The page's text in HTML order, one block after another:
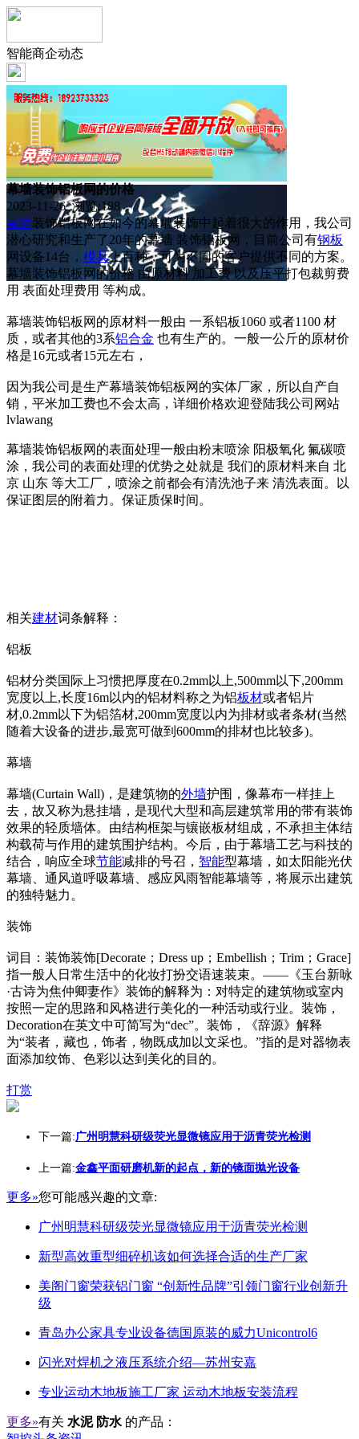
智能商企动态
幕墙装饰铝板网的价格
2023-11-26 浏览:188
幕墙装饰铝板网在如今的幕墙装饰中起着很大的作用，我公司
潜心研究和生产了20年的幕墙 装饰铝板网，目前公司有钢板
网设备14台， 模具上百种，可为不同的客户提供不同的方案。
幕墙装饰铝板网的价格 由原材料 加工费 以及压平打包裁剪费
用 表面处理费用 等构成。
幕墙装饰铝板网的原材料一般由 一系铝板1060 或者1100 材
质，或者其他的3系铝合金 也有生产的。一般一公斤的原材价
格是16元或者15元左右，
因为我公司是生产幕墙装饰铝板网的实体厂家，所以自产自
销，平米加工费也不会太高，详细价格欢迎登陆我公司网站
lvlawang
幕墙装饰铝板网的表面处理一般由粉末喷涂 阳极氧化 氟碳喷
涂，我公司的表面处理的优势之处就是 我们的原材料来自 北
京 山东 等大工厂，喷涂之前都会有清洗池子来 清洗表面。以
保证图层的附着力。保证质保时间。
相关建材词条解释：
铝板
铝材分类国际上习惯把厚度在0.2mm以上,500mm以下,200mm
宽度以上,长度16m以内的铝材料称之为铝板材或者铝片
材,0.2mm以下为铝箔材,200mm宽度以内为排材或者条材(当然
随着大设备的进步,最宽可做到600mm的排材也比较多)。
幕墙
幕墙(Curtain Wall)，是建筑物的外墙护围，像幕布一样挂上
去，故又称为悬挂墙，是现代大型和高层建筑常用的带有装饰
效果的轻质墙体。由结构框架与镶嵌板材组成，不承担主体结
构载荷与作用的建筑围护结构。今后，由于幕墙工艺与科技的
结合，响应全球节能减排的号召， 智能型幕墙，如太阳能光伏
幕墙、通风道呼吸幕墙、感应风雨智能幕墙等，将展示出建筑
的独特魅力。
装饰
词目：装饰装饰[Decorate；Dress up；Embellish；Trim；Grace]
指一般人日常生活中的化妆打扮交语速装束。——《玉台新咏
·古诗为焦仲卿妻作》装饰的解释为：对特定的建筑物或室内
按照一定的思路和风格进行美化的一种活动或行业。装饰，
Decoration在英文中可简写为“dec”。装饰，《辞源》解释
为“装者，藏也，饰者，物既成加以文采也。”指的是对器物表
面添加纹饰、色彩以达到美化的目的。
打赏
下一篇:广州明慧科研级荧光显微镜应用于沥青荧光检测
上一篇:金鑫平面研磨机新的起点，新的镜面抛光设备
更多»您可能感兴趣的文章:
广州明慧科研级荧光显微镜应用于沥青荧光检测
新型高效重型细碎机该如何选择合适的生产厂家
美阁门窗荣获铝门窗 “创新性品牌”引领门窗行业创新升
级
青岛办公家具专业设备德国原装的威力Unicontrol6
闪光对焊机之液压系统介绍—苏州安嘉
专业运动木地板施工厂家 运动木地板安装流程
更多»有关 水泥 防水 的产品：